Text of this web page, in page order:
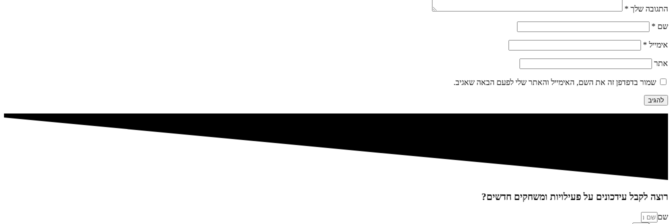
התגובה שלך *
שם *
אימייל *
אתר
שמור בדפדפן זה את השם, האימייל והאתר שלי לפעם הבאה שאגיב.
רוצה לקבל עידכונים על פעילויות ומשחקים חדשים?
שם